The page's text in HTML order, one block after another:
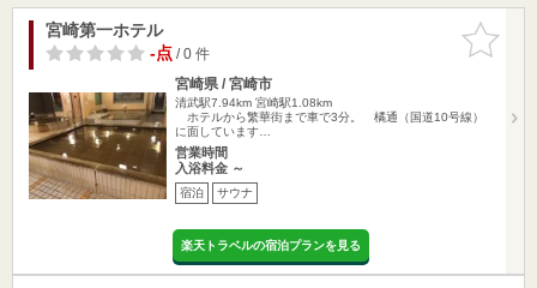
お気に入
りに追加
宮崎第一ホテル
-点/ 0 件
宮崎県 / 宮崎市
清武駅7.94km 宮崎駅1.08km
ホテルから繁華街まで車で3分。 橘通（国道10号線）
に面しています…
営業時間
入浴料金 ～
宿泊 サウナ
楽天トラベルの宿泊プランを見る